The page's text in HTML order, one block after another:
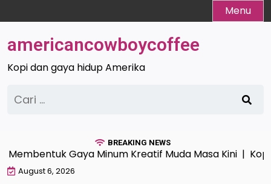
to
Menu
americancowboycoffee
Kopi dan gaya hidup Amerika
untuk:
BREAKING NEWS
Gaya Minum Kreatif Muda Masa Kini |Kopi
August 6, 2026